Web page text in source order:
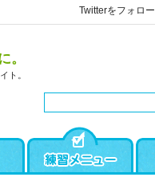
Twitterをフォロー
。
ト。